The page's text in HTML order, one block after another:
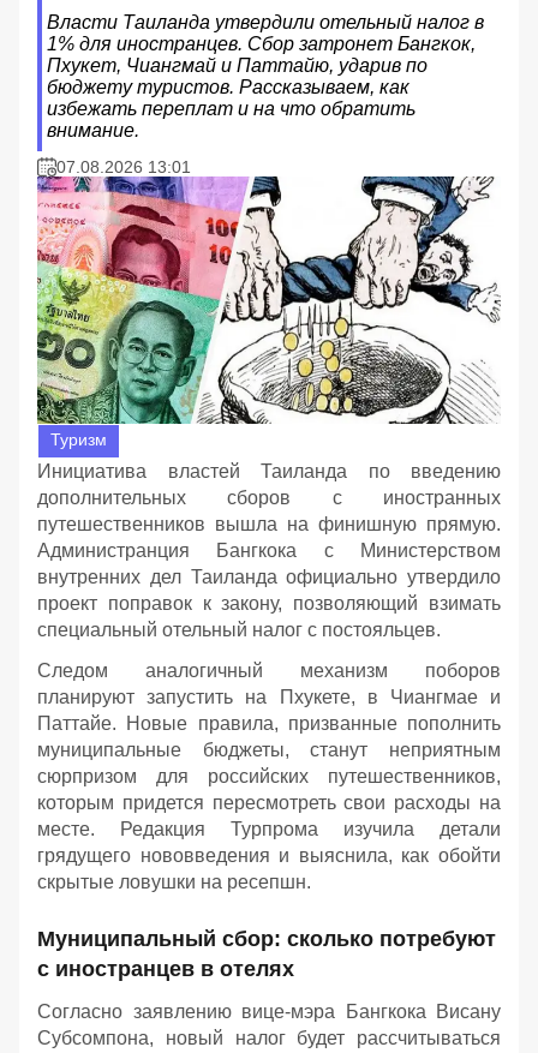
Власти Таиланда утвердили отельный налог в
1% для иностранцев. Сбор затронет Бангкок,
Пхукет, Чиангмай и Паттайю, ударив по
бюджету туристов. Рассказываем, как
избежать переплат и на что обратить
внимание.
07.08.2026 13:01
Туризм
Инициатива властей Таиланда по введению
дополнительных сборов с иностранных
путешественников вышла на финишную прямую.
Администранция Бангкока с Министерством
внутренних дел Таиланда официально утвердило
проект поправок к закону, позволяющий взимать
специальный отельный налог с постояльцев.
Следом аналогичный механизм поборов
планируют запустить на Пхукете, в Чиангмае и
Паттайе. Новые правила, призванные пополнить
муниципальные бюджеты, станут неприятным
сюрпризом для российских путешественников,
которым придется пересмотреть свои расходы на
месте. Редакция Турпрома изучила детали
грядущего нововведения и выяснила, как обойти
скрытые ловушки на ресепшн.
Муниципальный сбор: сколько потребуют
с иностранцев в отелях
Согласно заявлению вице-мэра Бангкока Висану
Субсомпона, новый налог будет рассчитываться